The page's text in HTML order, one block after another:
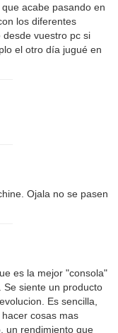
acabe pasando en
los diferentes
vuestro pc si
el otro día jugué en
Ojala no se pasen
es la mejor "consola"
Se siente un producto
Es sencilla,
cosas mas
un rendimiento que